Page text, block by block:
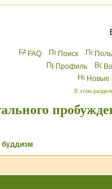
FAQ Поиск
Профиль
Новые
В этом